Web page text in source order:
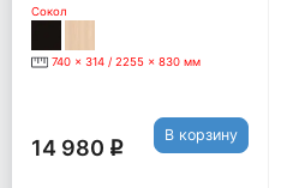
Сокол
740 x 314 / 2255 x 830 мм
14 980 q
В корзину